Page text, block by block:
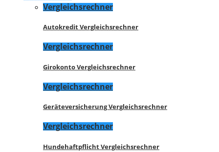
Vergleichsrechner
Autokredit Vergleichsrechner
Vergleichsrechner
Girokonto Vergleichsrechner
Vergleichsrechner
Geräteversicherung Vergleichsrechner
Vergleichsrechner
Hundehaftpflicht Vergleichsrechner